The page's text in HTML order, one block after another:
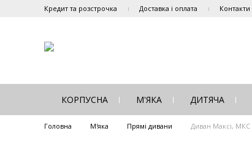
Кредит та розстрочка Доставка і оплата Контакти
КОРПУСНА М'ЯКА ДИТЯЧА
Головна М'яка Прямі дивани Диван Максі, МКС